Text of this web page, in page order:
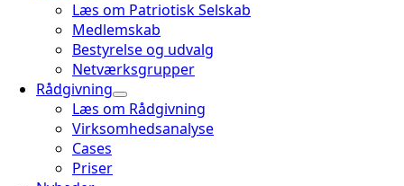
Læs om Patriotisk Selskab
Medlemskab
Bestyrelse og udvalg
Netværksgrupper
Rådgivning
Læs om Rådgivning
Virksomhedsanalyse
Cases
Priser